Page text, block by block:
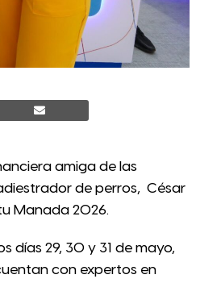
amiga de las
de perros, César
Manada 2026.
días 29, 30 y 31 de mayo,
con expertos en